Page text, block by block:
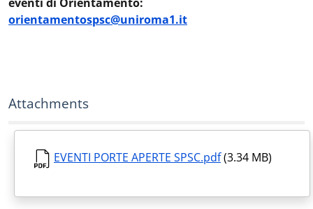
orientamentospsc@uniroma1.it
Attachments
EVENTI PORTE APERTE SPSC.pdf(3.34 MB)